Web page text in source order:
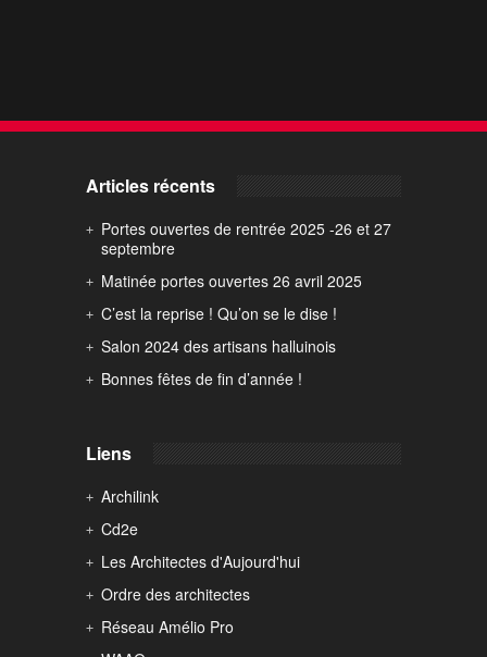
Articles récents
Portes ouvertes de rentrée 2025 -26 et 27
septembre
Matinée portes ouvertes 26 avril 2025
C’est la reprise ! Qu’on se le dise !
Salon 2024 des artisans halluinois
Bonnes fêtes de fin d’année !
Liens
Archilink
Cd2e
Les Architectes d'Aujourd'hui
Ordre des architectes
Réseau Amélio Pro